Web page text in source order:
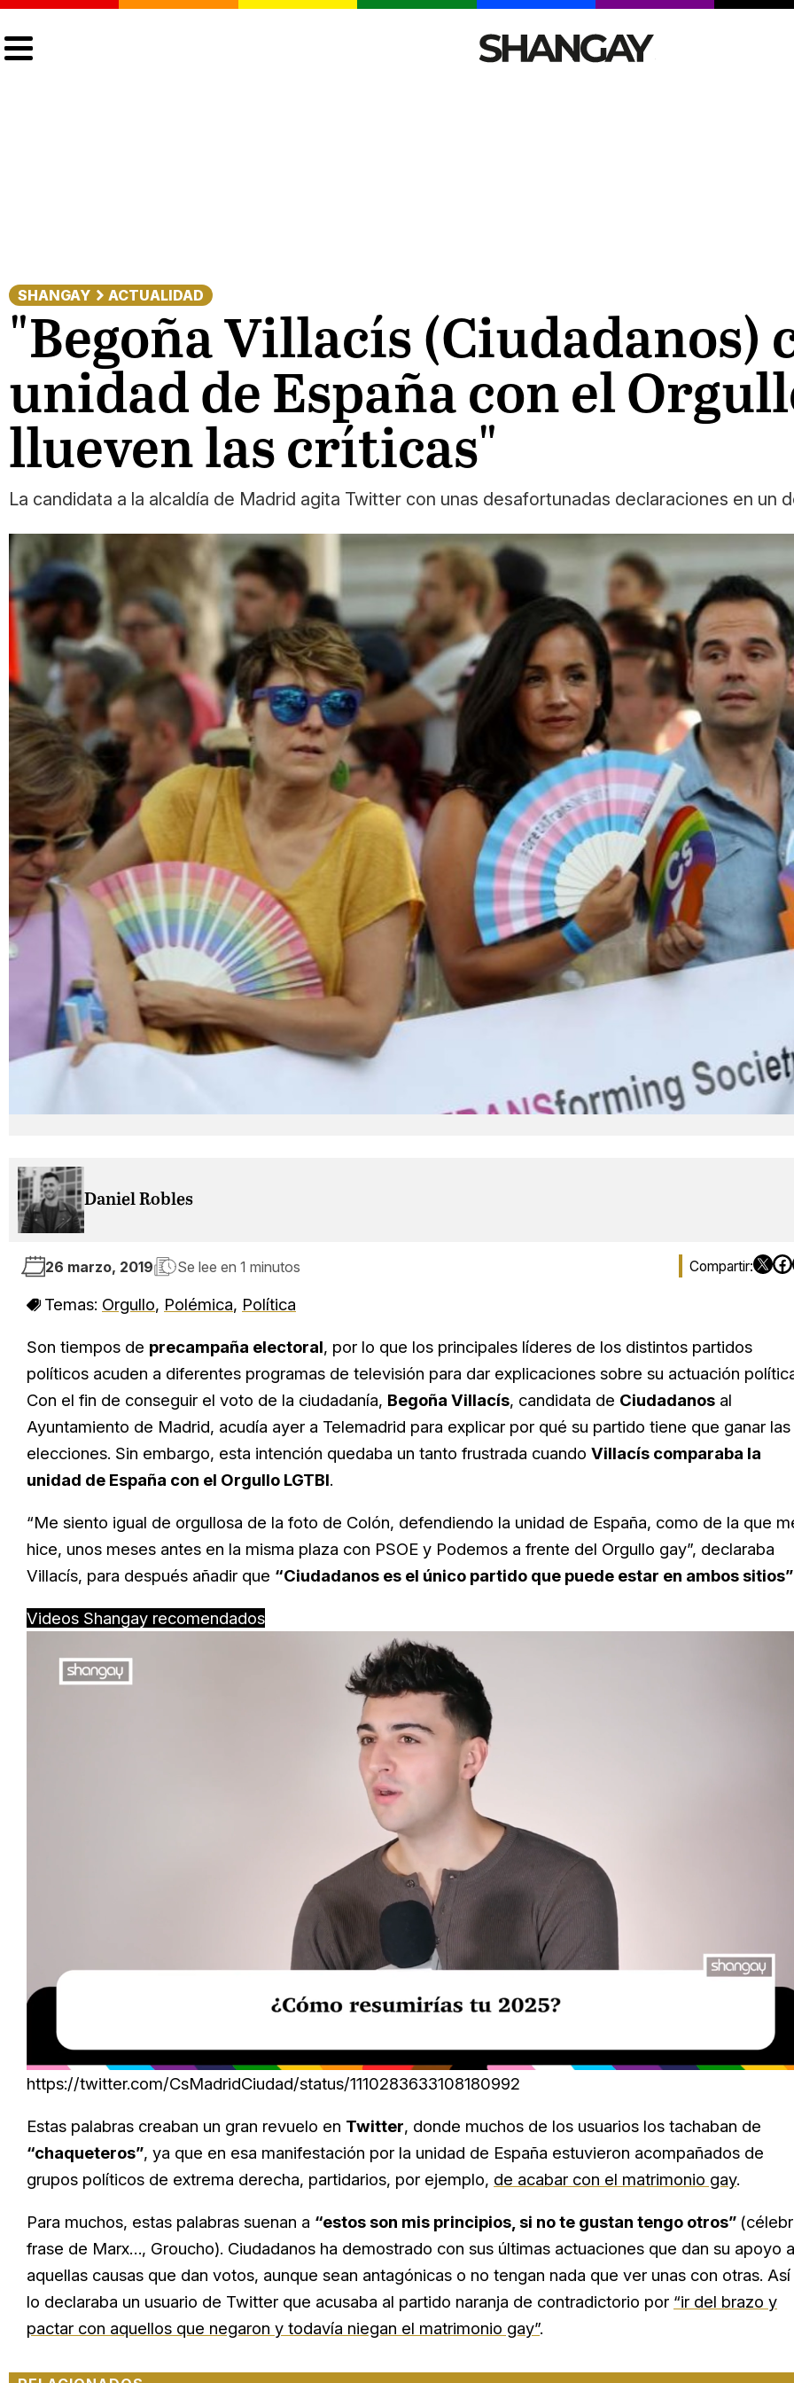
SHANGAY ACTUALIDAD
"Begoña Villacís (Ciudadanos)
unidad de España con el
llueven las críticas"
La candidata a la alcaldía de Madrid agita Twitter con unas desafortunadas declaraciones en un
Daniel Robles
26 marzo, 2019 Se lee en 1 minutos
Temas: Orgullo, Polémica, Política
Son tiempos de precampaña electoral, por lo que los principales líderes de los distintos partidos
políticos acuden a diferentes programas de televisión para dar explicaciones sobre su actuación
Con el fin de conseguir el voto de la ciudadanía, Begoña Villacís, candidata de Ciudadanos al
Ayuntamiento de Madrid, acudía ayer a Telemadrid para explicar por qué su partido tiene que ganar las
elecciones. Sin embargo, esta intención quedaba un tanto frustrada cuando Villacís comparaba la
unidad de España con el Orgullo LGTBI.
“Me siento igual de orgullosa de la foto de Colón, defendiendo la unidad de España, como de la que
hice, unos meses antes en la misma plaza con PSOE y Podemos a frente del Orgullo gay”, declaraba
Villacís, para después añadir que “Ciudadanos es el único partido que puede estar en ambos sitios”
Videos Shangay recomendados
29.95%
https://twitter.com/CsMadridCiudad/status/1110283633108180992
Estas palabras creaban un gran revuelo en Twitter, donde muchos de los usuarios los tachaban de
“chaqueteros”, ya que en esa manifestación por la unidad de España estuvieron acompañados de
grupos políticos de extrema derecha, partidarios, por ejemplo, de acabar con el matrimonio gay.
Para muchos, estas palabras suenan a “estos son mis principios, si no te gustan tengo otros”
frase de Marx…, Groucho). Ciudadanos ha demostrado con sus últimas actuaciones que dan su apoyo a
aquellas causas que dan votos, aunque sean antagónicas o no tengan nada que ver unas con otras. Así
lo declaraba un usuario de Twitter que acusaba al partido naranja de contradictorio por “ir del brazo y
pactar con aquellos que negaron y todavía niegan el matrimonio gay”.